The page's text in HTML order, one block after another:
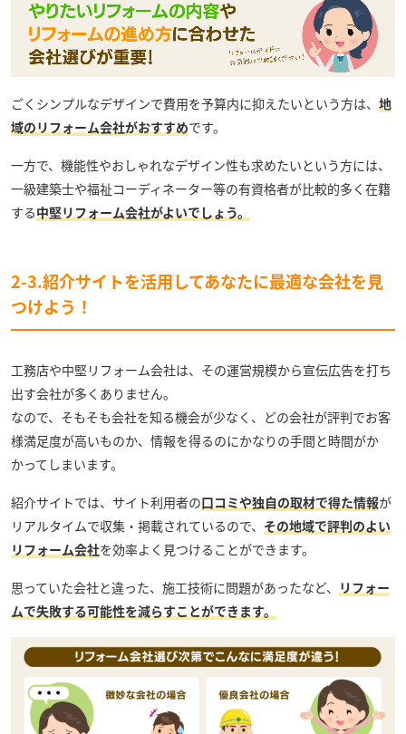
ごくシンプルなデザインで費用を予算内に抑えたいという方は、 地
域のリフォーム会社がおすすめです。
一方で、機能性やおしゃれなデザイン性も求めたいという方には、
一級建築士や福祉コーディネーター等の有資格者が比較的多く在籍
する中堅リフォーム会社がよいでしょう。
2-3.紹介サイトを活用してあなたに最適な会社を見
つけよう！
工務店や中堅リフォーム会社は、その運営規模から宣伝広告を打ち
出す会社が多くありません。
なので、そもそも会社を知る機会が少なく、どの会社が評判でお客
様満足度が高いものか、情報を得るのにかなりの手間と時間がか
かってしまいます。
紹介サイトでは、サイト利用者の口コミや独自の取材で得た情報が
リアルタイムで収集・掲載されているので、 その地域で評判のよい
リフォーム会社を効率よく見つけることができます。
思っていた会社と違った、施工技術に問題があったなど、 リフォー
ムで失敗する可能性を減らすことができます。